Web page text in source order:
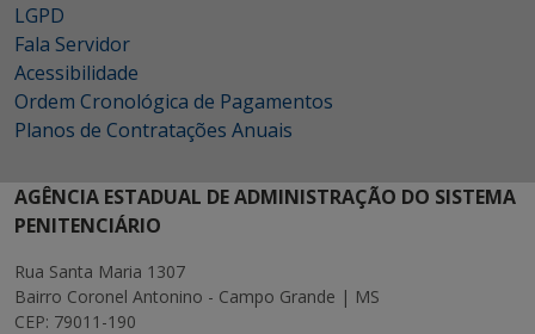
LGPD
Fala Servidor
Acessibilidade
Ordem Cronológica de Pagamentos
Planos de Contratações Anuais
AGÊNCIA ESTADUAL DE ADMINISTRAÇÃO DO SISTEMA
PENITENCIÁRIO
Rua Santa Maria 1307
Bairro Coronel Antonino - Campo Grande | MS
CEP: 79011-190